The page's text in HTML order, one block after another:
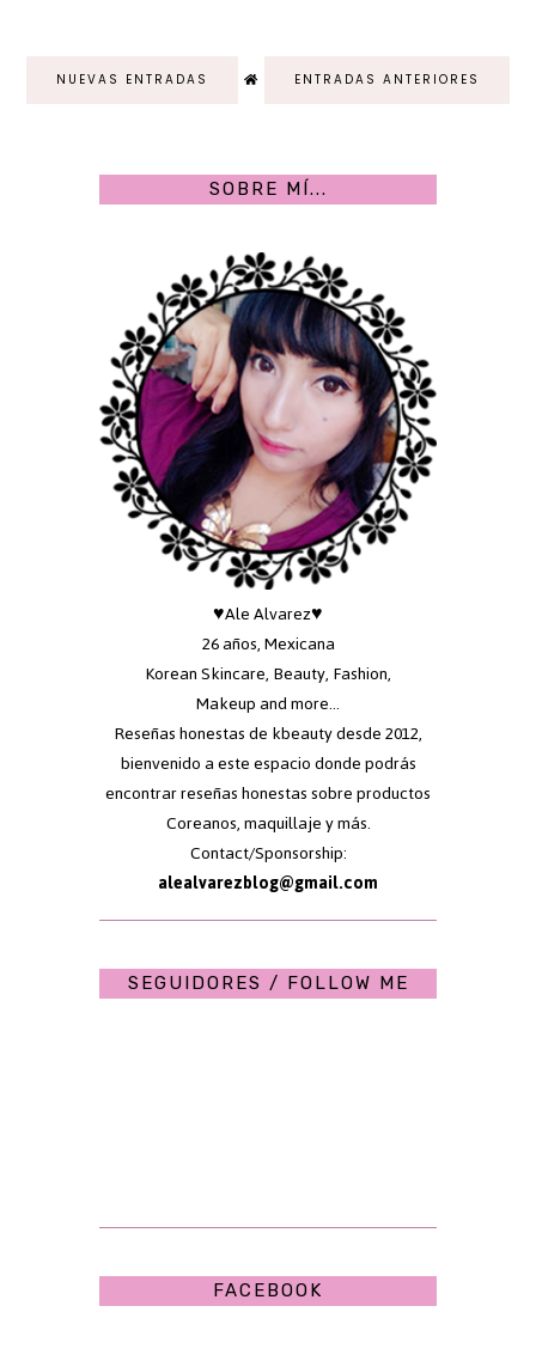
NUEVAS ENTRADAS ENTRADAS ANTERIORES
SOBRE MÍ...
♥Ale Alvarez♥
26 años, Mexicana
Korean Skincare, Beauty, Fashion,
Makeup and more...
Reseñas honestas de kbeauty desde 2012,
bienvenido a este espacio donde podrás
encontrar reseñas honestas sobre productos
Coreanos, maquillaje y más.
Contact/Sponsorship:
alealvarezblog@gmail.com
SEGUIDORES / FOLLOW ME
FACEBOOK